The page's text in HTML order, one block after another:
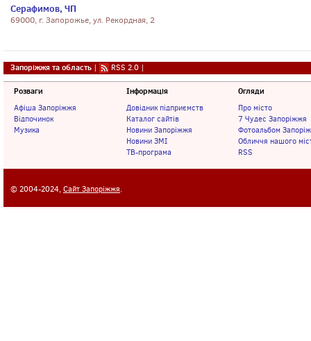
Серафимов, ЧП
69000, г. Запорожье, ул. Рекордная, 2
Запоріжжя та область | RSS 2.0 |
Розваги
Афіша Запоріжжя
Відпочинок
Музика
Інформація
Довідник підприємств
Каталог сайтів
Новини Запоріжжя
Новини ЗМІ
ТВ-програма
Огляди
Про місто
7 Чудес Запоріжжя
Фотоальбом
Обличчя нашого
RSS
© 2004-2024, Сайт Запоріжжя.